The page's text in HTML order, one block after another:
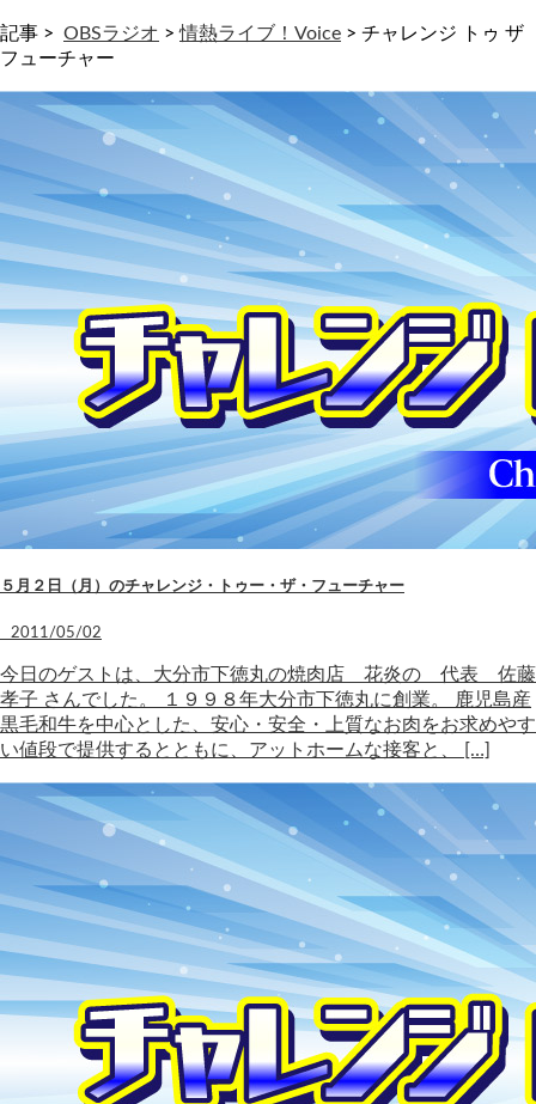
記事 > OBSラジオ >情熱ライブ！Voice > チャレンジ トゥ ザ
フューチャー
５月２日（月）のチャレンジ・トゥー・ザ・フューチャー
2011/05/02
今日のゲストは、大分市下徳丸の焼肉店 花炎の 代表 佐藤
孝子 さんでした。 １９９８年大分市下徳丸に創業。 鹿児島産
黒毛和牛を中心とした、安心・安全・上質なお肉をお求めやす
い値段で提供するとともに、アットホームな接客と、 […]